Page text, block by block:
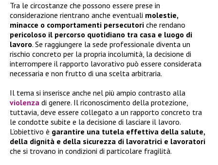
Tra le circostanze che possono essere prese in
considerazione rientrano anche eventuali molestie,
minacce o comportamenti persecutori che rendano
pericoloso il percorso quotidiano tra casa e luogo di
lavoro. Se raggiungere la sede professionale diventa un
rischio concreto per la propria incolumità, la decisione di
interrompere il rapporto lavorativo può essere considerata
necessaria e non frutto di una scelta arbitraria.
Il tema si inserisce anche nel più ampio contrasto alla
violenza di genere. Il riconoscimento della protezione,
tuttavia, deve essere collegato a un rapporto concreto tra
le condotte subite e la decisione di lasciare il lavoro.
L’obiettivo è garantire una tutela effettiva della salute,
della dignità e della sicurezza di lavoratrici e lavoratori
che si trovano in condizioni di particolare fragilità.